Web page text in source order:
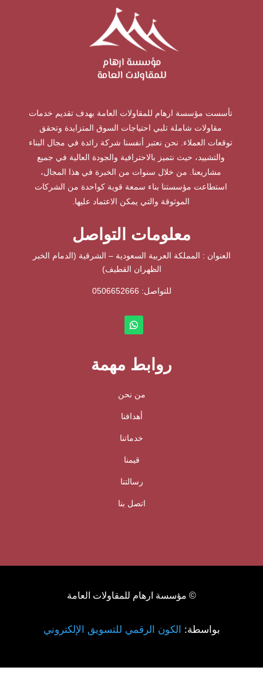
تأسست مؤسسة ارهام للمقاولات العامة بهدف تقديم خدمات
مقاولات شاملة تلبي احتياجات السوق المتزايدة وتحقق
توقعات العملاء. نحن نعتبر أنفسنا شركة رائدة في مجال البناء
والتشييد، حيث نتميز بالاحترافية والجودة العالية في جميع
مشاريعنا. من خلال سنوات من الخبرة في هذا المجال،
استطاعت مؤسستنا بناء سمعة قوية كواحدة من الشركات
الموثوقة والتي يمكن الاعتماد عليها.
معلومات التواصل
العنوان : المملكة العربية السعودية – الشرقية (الدمام الخبر
الظهران القطيف)
للتواصل: ⁦ 0506652666
روابط مهمة
من نحن
أهدافنا
خدماتنا
قيمنا
رسالتنا
اتصل بنا
© مؤسسة ارهام للمقاولات العامة
بواسطة: الكون الرقمي للتسويق الإلكتروني